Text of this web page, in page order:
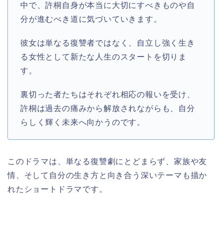
中で、許桐自身が本当に大切にすべきものや自
分が進むべき道に気づいていきます。
彼女は単なる復讐者ではなく、自立し強く生き
る女性として新たな人生のスタートを切りま
す。
裏切った者たちはそれぞれ相応の報いを受け、
許桐は過去の痛みから解放されながらも、自分
らしく輝く未来へ向かうのです。
このドラマは、単なる復讐劇にとどまらず、家族や友
情、そして自分の生き方と向き合う深いテーマも描か
れたショートドラマです。